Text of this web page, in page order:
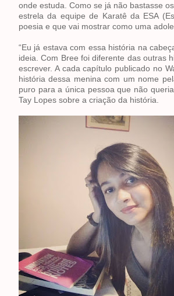
onde estuda. Como se já não bastasse
estrela da equipe de Karatê da ESA
poesia e que vai mostrar como uma
“Eu já estava com essa história na
ideia. Com Bree foi diferente das outras
escrever. A cada capítulo publicado no
história dessa menina com um nome
puro para a única pessoa que não
Tay Lopes sobre a criação da história.